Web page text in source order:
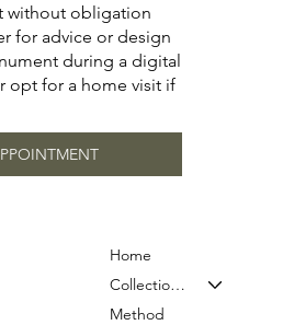
Home
Collection & Prices
Method
without obligation
for advice or design
during a digital
opt for a home visit if